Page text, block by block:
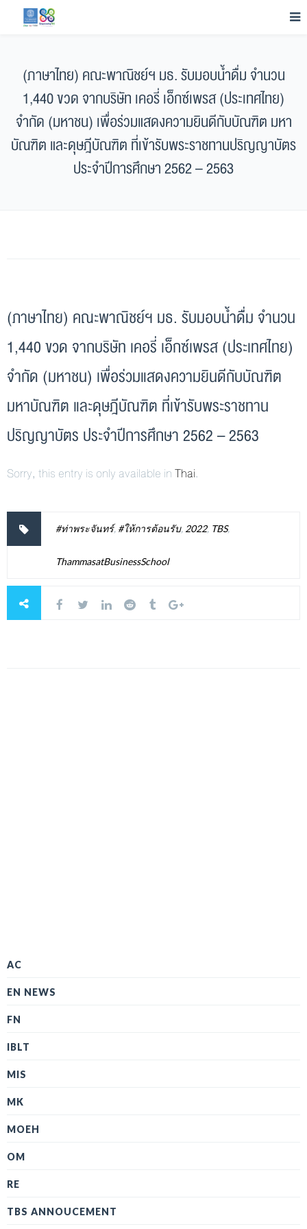
(ภาษาไทย) คณะพาณิชย์ฯ มธ. รับมอบน้ำดื่ม จำนวน
1,440 ขวด จากบริษัท เคอรี่ เอ็กซ์เพรส (ประเทศไทย)
จำกัด (มหาชน) เพื่อร่วมแสดงความยินดีกับบัณฑิต มหา
บัณฑิต และดุษฎีบัณฑิต ที่เข้ารับพระราชทานปริญญาบัตร
ประจำปีการศึกษา 2562 – 2563
(ภาษาไทย) คณะพาณิชย์ฯ มธ. รับมอบน้ำดื่ม จำนวน
1,440 ขวด จากบริษัท เคอรี่ เอ็กซ์เพรส (ประเทศไทย)
จำกัด (มหาชน) เพื่อร่วมแสดงความยินดีกับบัณฑิต
มหาบัณฑิต และดุษฎีบัณฑิต ที่เข้ารับพระราชทาน
ปริญญาบัตร ประจำปีการศึกษา 2562 – 2563
Sorry, this entry is only available inThai.
#ท่าพระจันทร์, #ให้การต้อนรับ, 2022, TBS,
ThammasatBusinessSchool
AC
EN NEWS
FN
IBLT
MIS
MK
MOEH
OM
RE
TBS ANNOUCEMENT